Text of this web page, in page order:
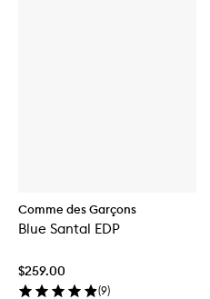
Comme des Garçons
Blue Santal EDP
$259.00
(9)